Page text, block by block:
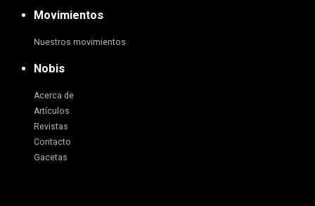
Movimientos
Nuestros movimientos
Nobis
Acerca de
Artículos
Revistas
Contacto
Gacetas